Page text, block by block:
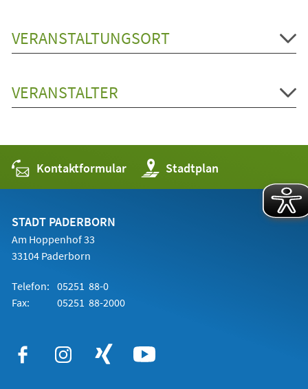
VERANSTALTUNGSORT
VERANSTALTER
Kontaktformular Stadtplan
(Öffnet
in
einem
STADT PADERBORN
Am Hoppenhof 33
33104 Paderborn
Telefon: 05251 88-0
Fax:
05251 88-2000